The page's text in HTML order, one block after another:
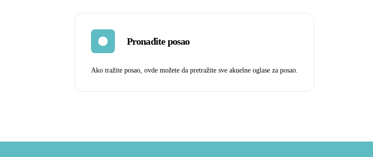
Pronađite posao
Ako tražite posao, ovde možete da pretražite sve akuelne oglase za posao.